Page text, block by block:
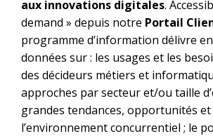
aux innovations digitales.
demand » depuis notre Portail
programme d’information délivre
données sur : les usages et les
des décideurs métiers et
approches par secteur et/ou taille
grandes tendances, opportunités et
l’environnement concurrentiel ; le